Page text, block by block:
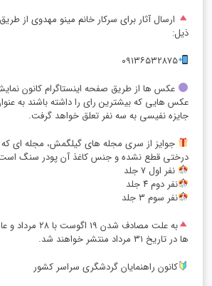
ارسال آثار برای سرکار خانم مینو مهدوی از
ذیل:
۰۹۱۳۶۵۳۲۸۷۵
عکس ها از طریق صفحه اینستاگرام کانون
عکس هایی که بیشترین رای را داشته باشند به
جایزه نفیسی به سه نفر تعلق خواهد گرفت.
جوایز از سری مجله های گیلگمش، مجله ای که
درختی قطع نشده و جنس کاغذ آن پودر سنگ
نفر اول ۷ جلد
نفر دوم ۴ جلد
نفر سوم ۳ جلد
به علت مصادف
ها در تاریخ ۳۱ مرداد منتشر خواهند شد.
کانون راهنمایان گردشگری سراسر کشور